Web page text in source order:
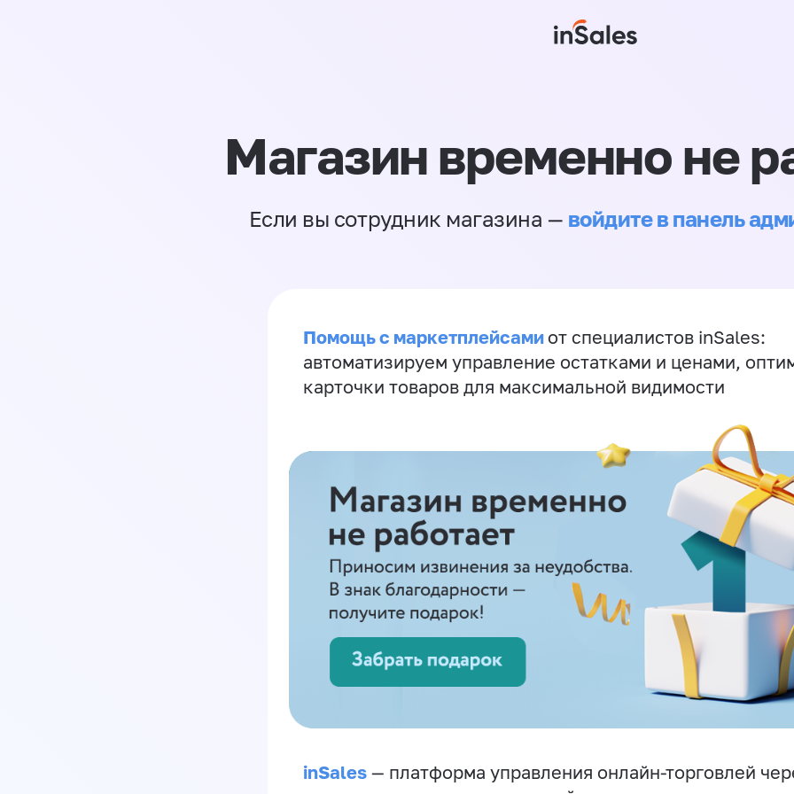
Магазин временно не
Если вы сотрудник магазина — войдите в панель
Помощь с маркетплейсами от специалистов inSales:
автоматизируем управление остатками и ценами,
карточки товаров для максимальной видимости
inSales — платформа управления онлайн-торговлей